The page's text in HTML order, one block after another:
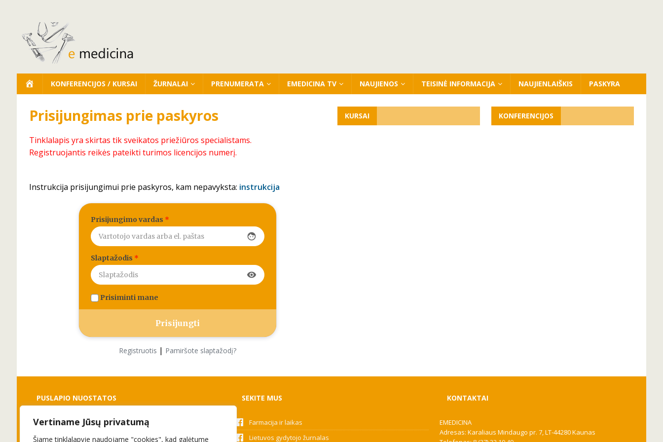
Vertiname Jūsų privatumą
Šiame tinklalapyje naudojame "cookies", kad galėtume
KONFERENCIJOS / KURSAI ŽURNALAI PRENUMERATA EMEDICINA TV NAUJIENOS TEISINĖ INFORMACIJA NAUJIENLAIŠKIS PASKYRA
Prisijungimas prie paskyros
Tinklalapis yra skirtas tik sveikatos priežiūros specialistams.
Registruojantis reikės pateikti turimos licencijos numerį.
Instrukcija prisijungimui prie paskyros, kam nepavyksta: instrukcija
Prisijungimo vardas *
face
Slaptažodis *
visibility
Prisiminti mane
Registruotis | Pamiršote slaptažodį?
KURSAI KONFERENCIJOS
PUSLAPIO NUOSTATOS
Slapukai
Privatumo politika
SEKITE MUS
Farmacija ir laikas
Lietuvos gydytojo žurnalas
KONTAKTAI
EMEDICINA
Adresas: Karaliaus Mindaugo pr. 7, LT-44280 Kaunas